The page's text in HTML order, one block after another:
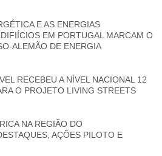
E AS ENERGIAS
EM PORTUGAL MARCAM O
ALEMÃO DE ENERGIA
RECEBEU A NÍVEL NACIONAL 12
O PROJETO LIVING STREETS
NA REGIÃO DO
AÇÕES PILOTO E